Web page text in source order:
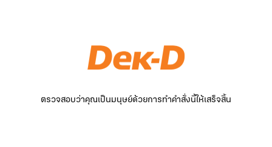
ตรวจสอบว่าคุณเป็นมนุษย์ด้วยการทำคำสั่งนี้ให้เสร็จสิ้น